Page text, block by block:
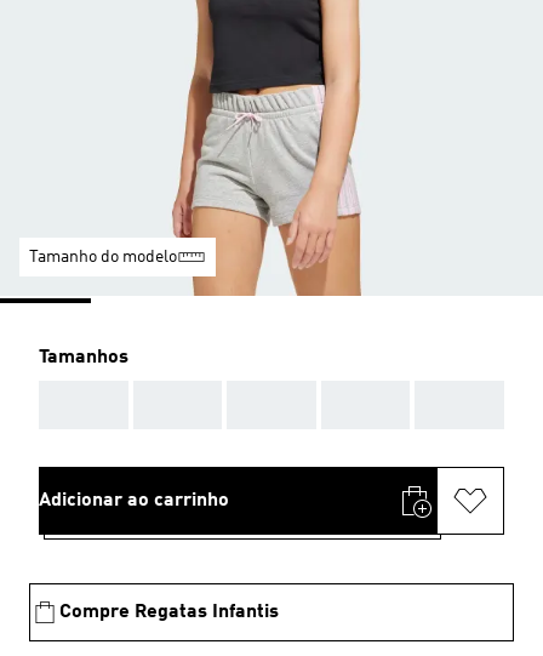
Tamanho do modelo
Tamanhos
Adicionar ao carrinho
Compre Regatas Infantis